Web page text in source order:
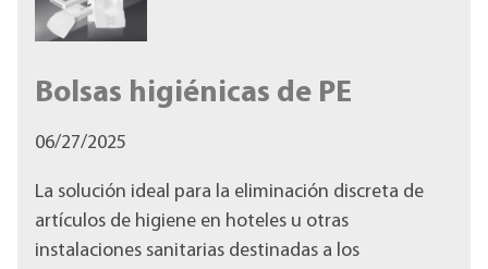
Bolsas higiénicas de PE
06/27/2025
La solución ideal para la eliminación discreta de
artículos de higiene en hoteles u otras
instalaciones sanitarias destinadas a los